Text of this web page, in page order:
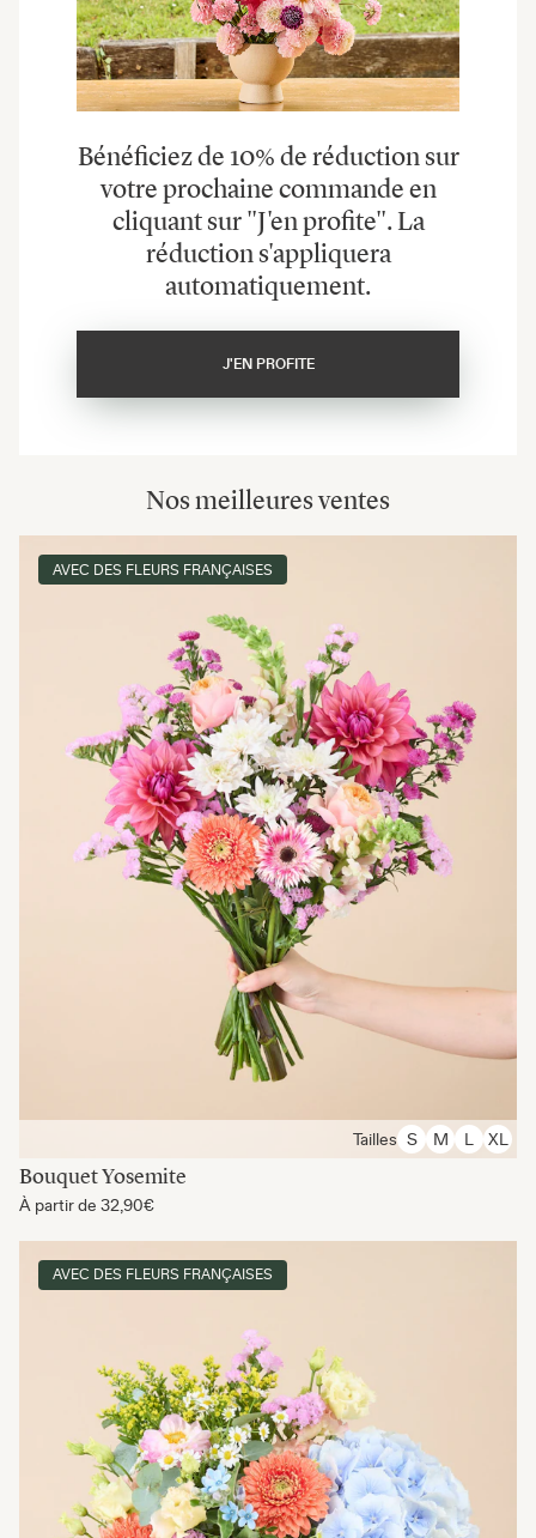
Bénéficiez de 10% de réduction sur
votre prochaine commande en
cliquant sur "J'en profite". La
réduction s'appliquera
automatiquement.
J'EN PROFITE
Nos meilleures ventes
AVEC DES FLEURS FRANÇAISES
Tailles S M XL
Bouquet Yosemite
À partir de 32,90€
AVEC DES FLEURS FRANÇAISES